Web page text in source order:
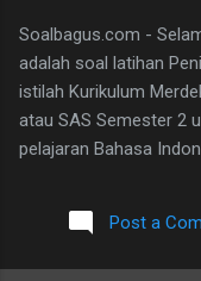
Soalbagus.com -
adalah soal latihan
istilah Kurikulum
atau SAS Semester 2
pelajaran Bahasa
Semoga soalnya bisa
sebagai patokan
Post a